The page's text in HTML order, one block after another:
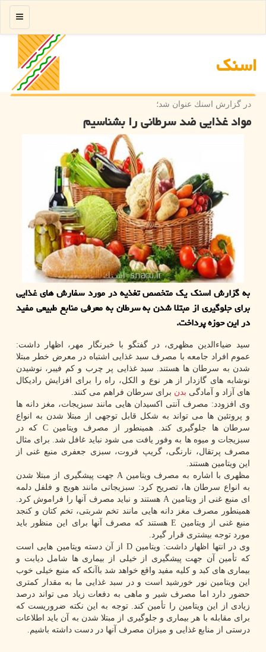
اسنك
منو
در گزارش اسنك عنوان شد؛
مواد غذایی ضد سرطانی را بشناسیم
به گزارش اسنك یك متخصص تغذیه در مورد سفارش های غذایی
برای جلوگیری از مبتلا شدن به سرطان به معرفی منابع طبیعی مفید
در این حوزه پرداخت.
سید ضیاءالدین مظهری، در گفتگو با خبرنگار مهر، اظهار داشت:
عموم افراد جامعه با مصرف سبد غذایی اشتباه در معرض خطر مبتلا
شدن به سرطان ها هستند. سبد غذایی پر چرب و کم فیبر، نوشیدن
نوشابه های گازدار از هر نوع و الکل، راه را برای افزایش رادیکال
های آزاد و آمادگی بدن برای سرطان فراهم می کنند.
وی افزودد: مصرف آنتی اکسیدان هایی مانند سبزیجات، مغز دانه ها
و پروتئین ها می تواند به شکل قابل توجهی از مبتلا شدن به انواع
سرطان ها جلوگیری کند. همینطور از مصرف ویتامین C که در
سبزیجات و میوه ها به وفور یافت می شود نباید غافل شد. برای مثال
مصرف پرتقال، نارنگی، گریپ فروت، سبزی جعفری منبع غنی از
این ویتامین هستند.
مظهری با اشاره به مصرف ویتامین A جهت پیشگیری از مبتلا شدن
به انواع سرطان ها، تصریح کرد: سبزیجاتی مانند هویج و فلفل دلمه
ای منبع غنی از ویتامین A هستند و نباید مصرف آنها را فراموش کرد.
همینطور مصرف مغز دانه هایی مانند تخم شربتی، تخم کتان و کنجد
منبع غنی از ویتامین E هستند که مصرف آنها برای این منظور باید
مورد توجه بیشتری قرار گیرد.
وی در انتها اظهار داشت: ویتامین D از آن دسته ویتامین هایی است
که تأمین آن جهت پیشگیری از خیلی از بیماری ها شامل دیابت و
بیماری های کبد و کلیه مفید واقع خواهد شد باآنکه که منبع خیلی خوب
این ویتامین نور خورشید است و در سبد غذایی ما به مقدار کمتری
حضور دارد اما مصرف شیر و ماهی به دفعات زیاد می تواند درصد
زیادی از این ویتامین را تأمین کند. توجه به این نکته ضروریست که
برای مقابله با هر بیماری و جلوگیری از مبتلا شدن به آن باید اطلاعات
درستی از منابع غذایی و میزان مصرف آنها در دست داشته باشیم.